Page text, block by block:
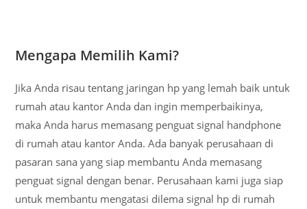
Mengapa Memilih Kami?
Jika Anda risau tentang jaringan hp yang lemah baik untuk
rumah atau kantor Anda dan ingin memperbaikinya,
maka Anda harus memasang penguat signal handphone
di rumah atau kantor Anda. Ada banyak perusahaan di
pasaran sana yang siap membantu Anda memasang
penguat signal dengan benar. Perusahaan kami juga siap
untuk membantu mengatasi dilema signal hp di rumah